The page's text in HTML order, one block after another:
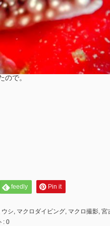
で。
feedly Pin it
ウシ, マクロダイビング, マクロ撮影, 宮
: 0